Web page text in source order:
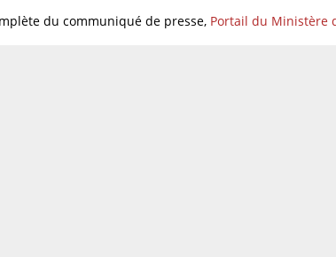
du communiqué de presse, Portail du Ministère